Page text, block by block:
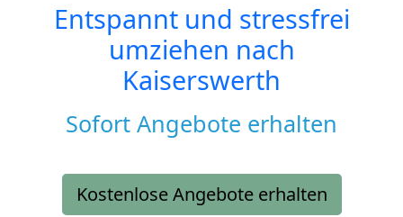
Entspannt und stressfrei
umziehen nach
Kaiserswerth
Sofort Angebote erhalten
Kostenlose Angebote erhalten